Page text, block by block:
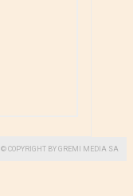
© COPYRIGHT BY GREMI MEDIA SA